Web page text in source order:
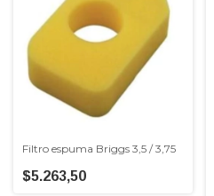
Filtro espuma Briggs 3,5 / 3,75
$5.263,50